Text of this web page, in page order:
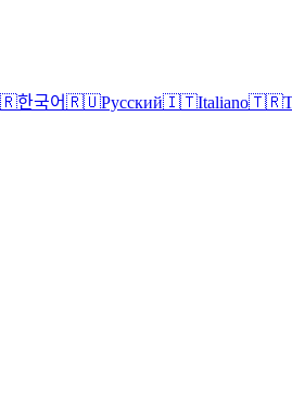
한국어🇷🇺Русский🇮🇹Italiano🇹🇷